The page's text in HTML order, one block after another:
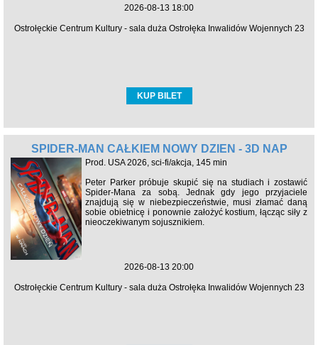
2026-08-13 18:00
Ostrołęckie Centrum Kultury - sala duża Ostrołęka Inwalidów Wojennych 23
KUP BILET
SPIDER-MAN CAŁKIEM NOWY DZIEŃ - 3D NAP
Prod. USA 2026, sci-fi/akcja, 145 min
Peter Parker próbuje skupić się na studiach i zostawić
Spider-Mana za sobą. Jednak gdy jego przyjaciele
znajdują się w niebezpieczeństwie, musi złamać daną
sobie obietnicę i ponownie założyć kostium, łącząc siły z
nieoczekiwanym sojusznikiem.
2026-08-13 20:00
Ostrołęckie Centrum Kultury - sala duża Ostrołęka Inwalidów Wojennych 23